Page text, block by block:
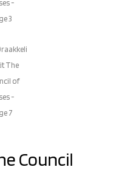
Council